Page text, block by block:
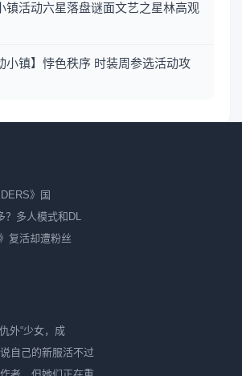
镇活动六星落盘谜面文艺之星林高观
小镇】悖色秩序 时装周参选活动攻
》国
？多人模式和DL
复活却遭粉丝
外“少女，成
自己的新服活不过